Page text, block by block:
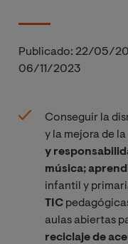
Publicado: 22/05/
06/11/2023
Conseguir la
y la mejora de
y
música;
infantil y
TIC
aulas abiertas
reciclaje de